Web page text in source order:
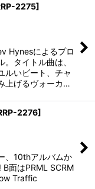
2275]
Hynesによるプロ
タイトル曲は、
ルいビート、チャ
上げるヴォーカ…
2276]
、10thアルバムか
面はPRML SCRM
Traffic